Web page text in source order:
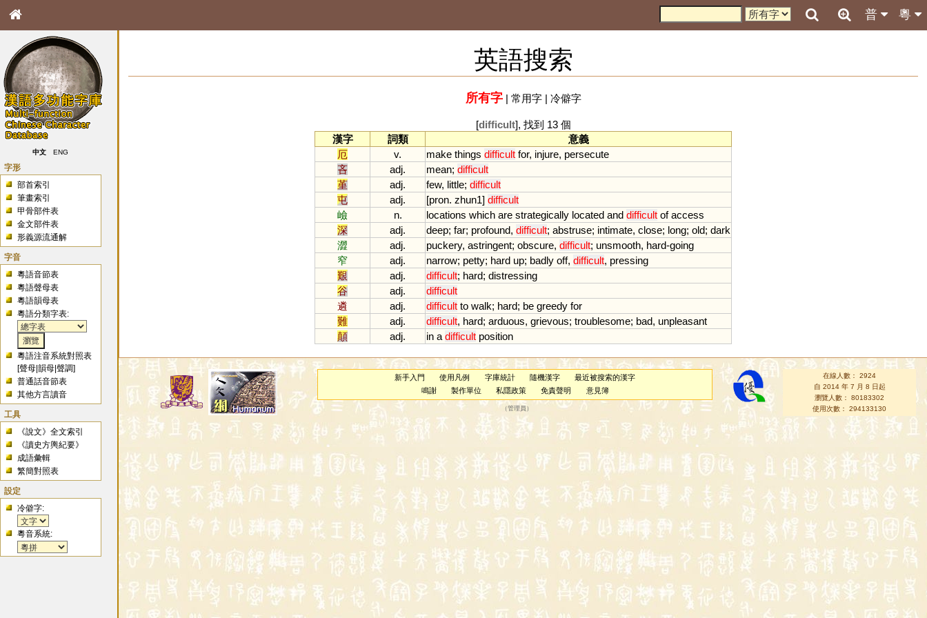
粵
普
中文 ENG
字形
部首索引
筆畫索引
甲骨部件表
金文部件表
形義源流通解
字音
粵語音節表
粵語聲母表
粵語韻母表
粵語分類字表:
粵語注音系統對照表
[聲母 |韻母 |聲調]
普通話音節表
其他方言讀音
工具
《說文》全文索引
《讀史方輿紀要》
成語彙輯
繁簡對照表
設定
冷僻字:
粵音系統:
英語搜索
所有字| 常用字| 冷僻字
[difficult], 找到 13 個
漢字
詞類
意義
厄
v. make things difficult for, injure, persecute
吝
adj. mean; difficult
堇
adj. few, little; difficult
屯
adj. [pron. zhun1] difficult
嶮
n. locations which are strategically located and difficult of access
深
adj. deep; far; profound, difficult; abstruse; intimate, close; long; old; dark
澀
adj. puckery, astringent; obscure, difficult; unsmooth, hard-going
窄
adj. narrow; petty; hard up; badly off, difficult, pressing
艱
adj. difficult; hard; distressing
谷
adj.
difficult
遴
adj. difficult to walk; hard; be greedy for
難
adj. difficult, hard; arduous, grievous; troublesome; bad, unpleasant
顛
adj. in a difficult position
新手入門 使用凡例 字庫統計 隨機漢字
最近被搜索的漢字
鳴謝
製作單位 私隱政策 免責聲明 意見簿
（管理員 ）
在線人數： 2924
自 2014 年 7 月 8 日起
瀏覽人數： 80183302
使用次數： 294133130